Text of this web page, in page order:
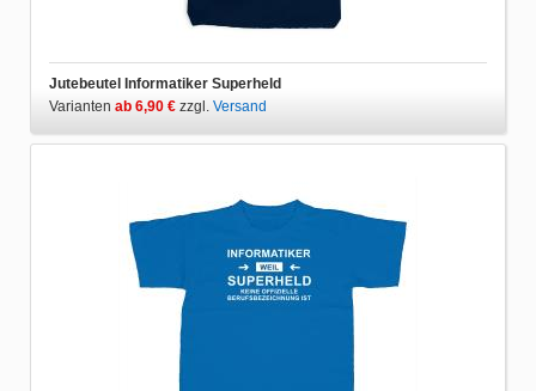
Jutebeutel Informatiker Superheld
Varianten ab 6,90 € zzgl. Versand